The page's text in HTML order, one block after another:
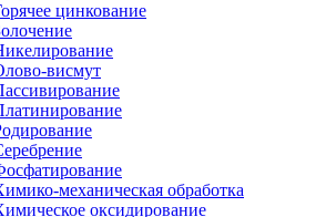
цинкование
висмут
механическая обработка
оксидирование